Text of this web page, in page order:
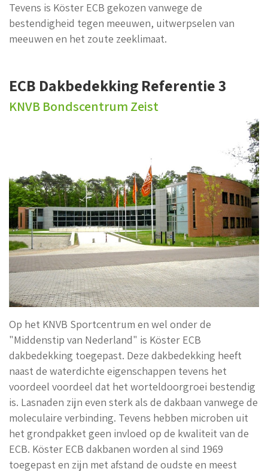
Tevens is Köster ECB gekozen vanwege de
bestendigheid tegen meeuwen, uitwerpselen van
meeuwen en het zoute zeeklimaat.
ECB Dakbedekking Referentie 3
KNVB Bondscentrum Zeist
Op het KNVB Sportcentrum en wel onder de
"Middenstip van Nederland" is Köster ECB
dakbedekking toegepast. Deze dakbedekking heeft
naast de waterdichte eigenschappen tevens het
voordeel voordeel dat het worteldoorgroei bestendig
is. Lasnaden zijn even sterk als de dakbaan vanwege de
moleculaire verbinding. Tevens hebben microben uit
het grondpakket geen invloed op de kwaliteit van de
ECB. Köster ECB dakbanen worden al sind 1969
toegepast en zijn met afstand de oudste en meest